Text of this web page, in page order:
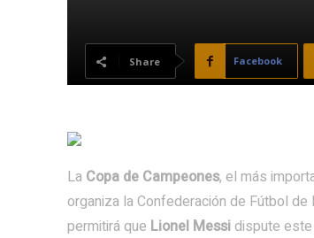
Share Facebook
La Copa de Campeones, el más
organiza la Confederación de Fútbol
permitirá que Lionel Messidispute